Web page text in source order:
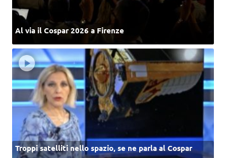
Al via il Cospar 2026 a Firenze
Troppi satelliti nello spazio, se ne parla al Cospar